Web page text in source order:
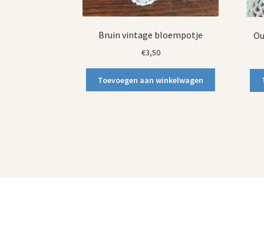
Bruin vintage bloempotje
€3,50
Toevoegen aan winkelwagen